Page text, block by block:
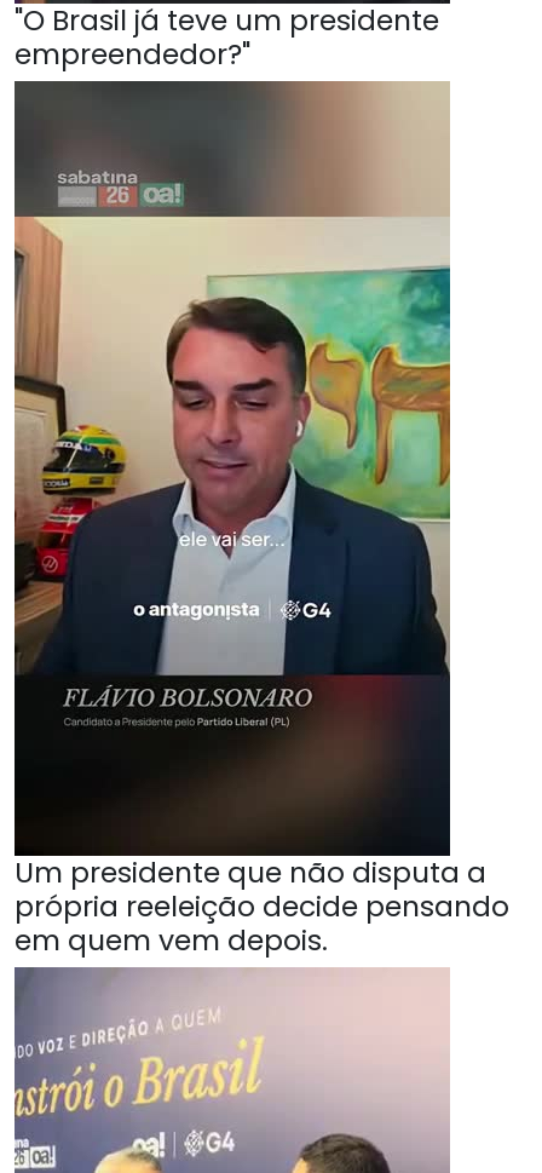
"O Brasil já teve um presidente
empreendedor?"
Um presidente que não disputa a
própria reeleição decide pensando
em quem vem depois.